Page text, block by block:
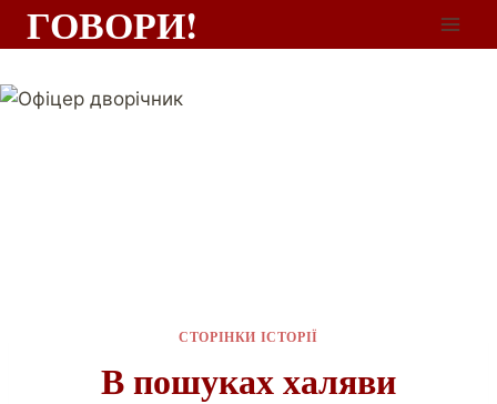
ГОВОРИ!
СТОРІНКИ ІСТОРІЇ
В пошуках халяви